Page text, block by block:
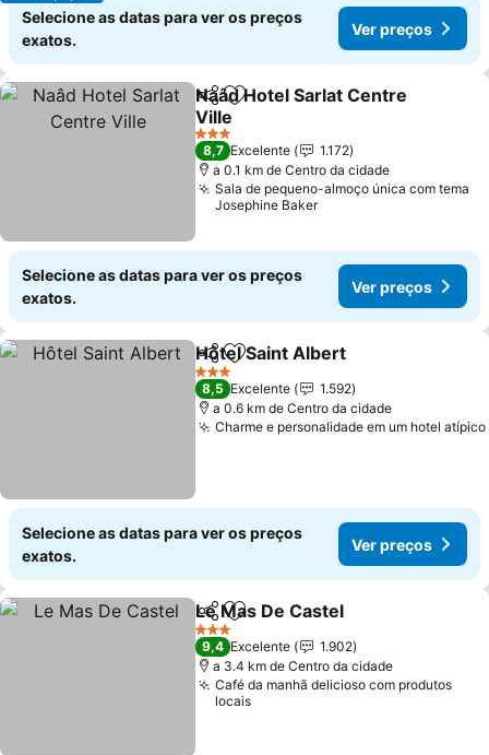
Selecione as datas para ver os preços
exatos.
Ver preços
PartilharAdicionar aos favoritos
Naâd Hotel Sarlat Centre
Ville
3 Estrelas
8,7 Excelente
1.172
a 0.1 km de Centro da cidade
Sala de pequeno-almoço única com tema
Josephine Baker
Selecione as datas para ver os preços
exatos.
Ver preços
PartilharAdicionar aos favoritos
Hôtel Saint Albert
3 Estrelas
8,5 Excelente
1.592
a 0.6 km de Centro da cidade
Charme e personalidade em um hotel atípico
Selecione as datas para ver os preços
exatos.
Ver preços
PartilharAdicionar aos favoritos
Le Mas De Castel
3 Estrelas
9,4 Excelente
1.902
a 3.4 km de Centro da cidade
Café da manhã delicioso com produtos
locais